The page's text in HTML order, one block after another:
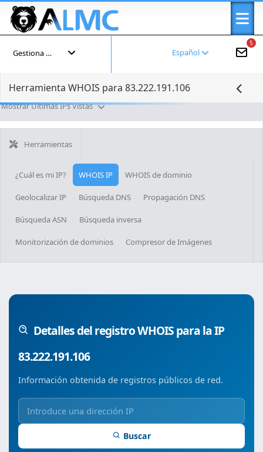
5
Español
Gestiona tu cuenta
Herramienta WHOIS para 83.222.191.106
Mostrar Últimas IPs Vistas
Herramientas
¿Cuál es mi IP? WHOIS IP WHOIS de dominio
Geolocalizar IP Búsqueda DNS Propagación DNS
Búsqueda ASN Búsqueda inversa
Monitorización de dominios Compresor de Imágenes
Detalles del registro WHOIS para la IP
83.222.191.106
Información obtenida de registros públicos de red.
Buscar